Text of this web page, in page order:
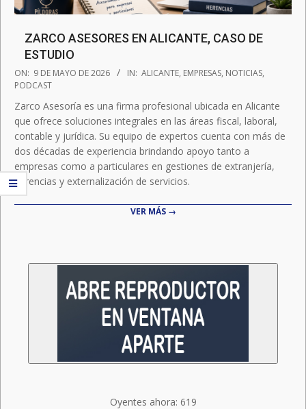
ZARCO ASESORES EN ALICANTE, CASO DE
ESTUDIO
2026-
05-
09
ON: 9 DE MAYO DE 2026 IN: ALICANTE, EMPRESAS, NOTICIAS,
PODCAST
Zarco Asesoría es una firma profesional ubicada en Alicante
que ofrece soluciones integrales en las áreas fiscal, laboral,
contable y jurídica. Su equipo de expertos cuenta con más de
dos décadas de experiencia brindando apoyo tanto a
empresas como a particulares en gestiones de extranjería,
herencias y externalización de servicios.
VER MÁS →
Oyentes ahora: 619